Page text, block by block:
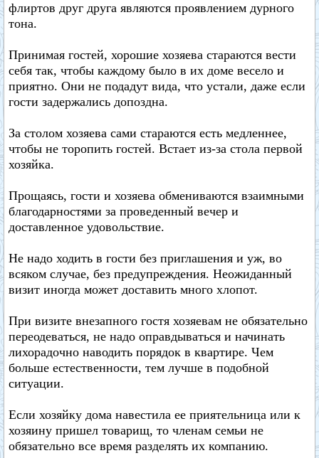
флиртов друг друга являются проявлением дурного
тона.
Принимая гостей, хорошие хозяева стараются вести
себя так, чтобы каждому было в их доме весело и
приятно. Они не подадут вида, что устали, даже если
гости задержались допоздна.
За столом хозяева сами стараются есть медленнее,
чтобы не торопить гостей. Встает из-за стола первой
хозяйка.
Прощаясь, гости и хозяева обмениваются взаимными
благодарностями за проведенный вечер и
доставленное удовольствие.
Не надо ходить в гости без приглашения и уж, во
всяком случае, без предупреждения. Неожиданный
визит иногда может доставить много хлопот.
При визите внезапного гостя хозяевам не обязательно
переодеваться, не надо оправдываться и начинать
лихорадочно наводить порядок в квартире. Чем
больше естественности, тем лучше в подобной
ситуации.
Если хозяйку дома навестила ее приятельница или к
хозяину пришел товарищ, то членам семьи не
обязательно все время разделять их компанию.